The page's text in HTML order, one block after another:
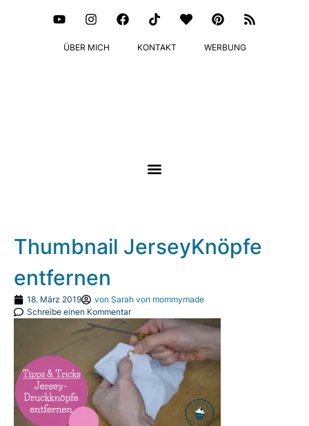
ÜBER MICH KONTAKT WERBUNG
Thumbnail JerseyKnöpfe
entfernen
18. März 2019 von Sarah von mommymade
Schreibe einen Kommentar